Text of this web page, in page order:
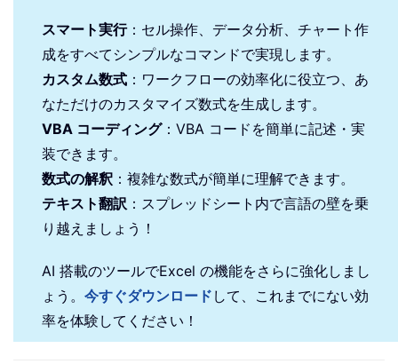
スマート実行：セル操作、データ分析、チャート作
成をすべてシンプルなコマンドで実現します。
カスタム数式 ：ワークフローの効率化に役立つ、あ
なただけのカスタマイズ数式を生成します。
VBA コーディング：VBA コードを簡単に記述・実
装できます。
数式の解釈 ：複雑な数式が簡単に理解できます。
テキスト翻訳 ：スプレッドシート内で言語の壁を乗
り越えましょう！
AI 搭載のツールでExcel の機能をさらに強化しまし
ょう。 今すぐダウンロード して、これまでにない効
率を体験してください！